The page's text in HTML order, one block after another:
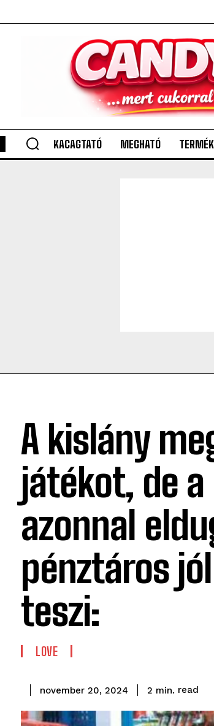
KACAGTATÓ MEGHATÓ TERMÉK
A kislány
játékot, de
azonnal
pénztáros
teszi:
LOVE
november 20, 2024 2 min. read